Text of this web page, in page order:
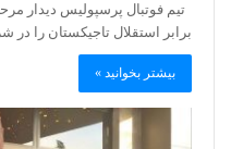
تیم فوتبال پرسپولیس دیدار
برابر استقلال تاجیکستان را در
بیشتر بخوانید »